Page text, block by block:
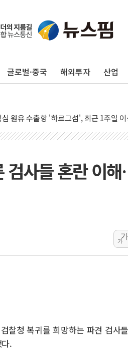
글로벌·중국 해외투자 산업
, 美 고용 예상 밖 부진에 연준 금리 인
매파 기세 꺾이나…고용 감소에 9월 동결
백신·자폐증 행정명령 검토…"이르면
법원, 백악관 무도회장 공사 중단 명령…
쇼크에 엔화 장중 급등…시장은 "또 개
뉴스] 뉴욕 반도체주 프리뷰...美 고용
7월 고용 2만3000명 감소 '쇼크'…9월
슬람 수니파 3개국, 공동방위협정 체결
치인 측근 포항시 정책특보 내정설...포항
태양광, 대한민국 다음 100년 밑거름…
검사들 혼란 이
가
가
찰청 복귀를 희망하는 파견 검사
.